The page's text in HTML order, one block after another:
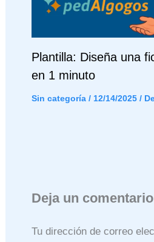
Plantilla: Diseña una
en 1 minuto
Sin categoría/ 12/14/2025 /
Deja un comentario
Tu dirección de correo